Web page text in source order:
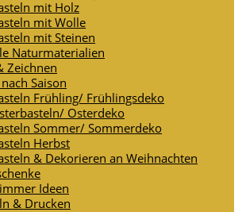
mit Holz
mit Wolle
mit Steinen
Naturmaterialien
Zeichnen
Saison
Frühling/ Frühlingsdeko
Osterdeko
Sommer/ Sommerdeko
Herbst
& Dekorieren an Weihnachten
Ideen
& Drucken